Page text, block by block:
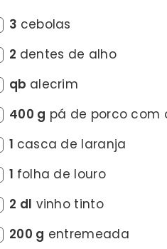
3 cebolas
2 dentes de alho
qb alecrim
400 g pá de porco com
1 casca de laranja
1 folha de louro
2 dl vinho tinto
200 g entremeada